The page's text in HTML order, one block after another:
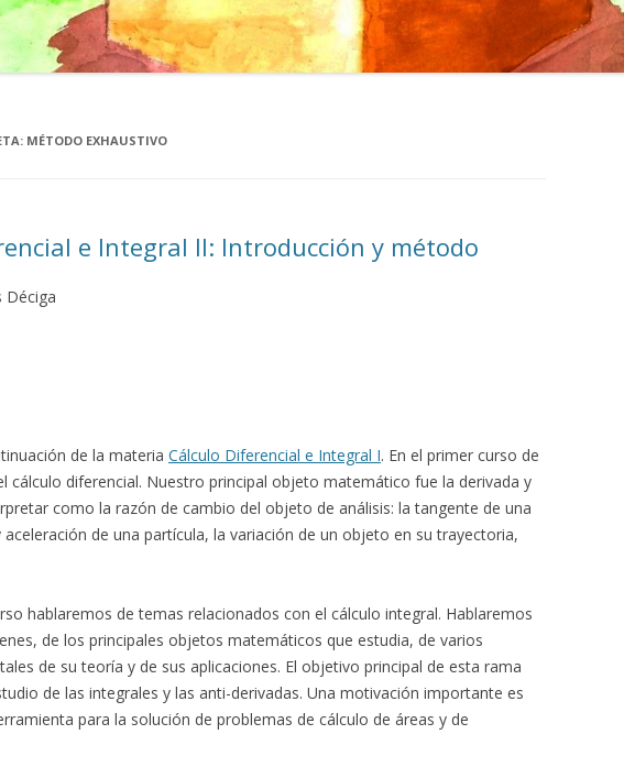
MÉTODO EXHAUSTIVO
e Integral II: Introducción y método
Déciga
de la materia Cálculo Diferencial e Integral I. En el primer curso de
cálculo diferencial. Nuestro principal objeto matemático fue la derivada y
como la razón de cambio del objeto de análisis: la tangente de una
aceleración de una partícula, la variación de un objeto en su trayectoria,
hablaremos de temas relacionados con el cálculo integral. Hablaremos
de los principales objetos matemáticos que estudia, de varios
de su teoría y de sus aplicaciones. El objetivo principal de esta rama
de las integrales y las anti-derivadas. Una motivación importante es
para la solución de problemas de cálculo de áreas y de